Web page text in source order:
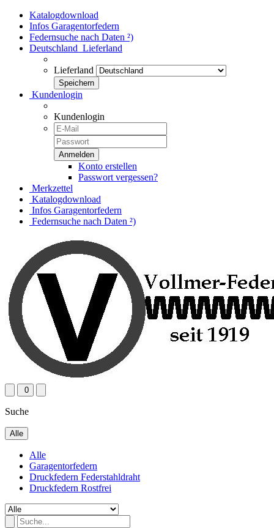
Katalogdownload
Infos Garagentorfedern
Federnsuche nach Daten ²)
Deutschland Lieferland
Lieferland
Kundenlogin
Kundenlogin
Konto erstellen
Passwort vergessen?
Merkzettel
Katalogdownload
Infos Garagentorfedern
Federnsuche nach Daten ²)
0
Suche
Alle
Alle
Garagentorfedern
Druckfedern Federstahldraht
Druckfedern Rostfrei